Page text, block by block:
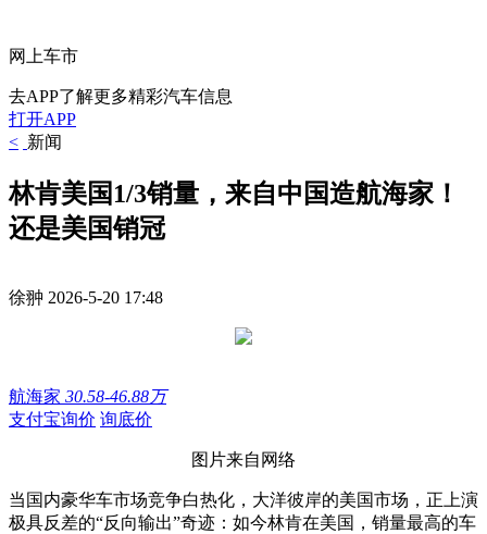
网上车市
去APP了解更多精彩汽车信息
打开APP
< 新闻
林肯美国1/3销量，来自中国造航海家！
还是美国销冠
徐翀 2026-5-20 17:48
航海家 30.58-46.88万
支付宝询价 询底价
图片来自网络
当国内豪华车市场竞争白热化，大洋彼岸的美国市场，正上演
极具反差的“反向输出”奇迹：如今林肯在美国，销量最高的车